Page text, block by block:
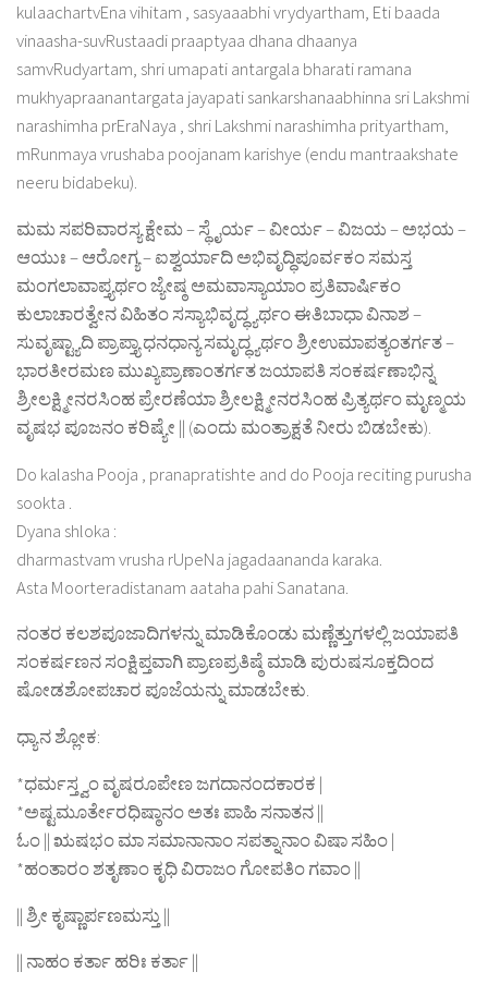
kulaachartvEna vihitam , sasyaaabhi vrydyartham, Eti baada
vinaasha-suvRustaadi praaptyaa dhana dhaanya
samvRudyartam, shri umapati antargala bharati ramana
mukhyapraanantargata jayapati sankarshanaabhinna sri Lakshmi
narashimha prEraNaya , shri Lakshmi narashimha prityartham,
mRunmaya vrushaba poojanam karishye (endu mantraakshate
neeru bidabeku).
ಮಮ ಸಪರಿವಾರಸ್ಯ ಕ್ಷೇಮ – ಸ್ಥೈರ್ಯ – ವೀರ್ಯ – ವಿಜಯ – ಅಭಯ –
ಆಯುಃ – ಆರೋಗ್ಯ – ಐಶ್ವರ್ಯಾದಿ ಅಭಿವೃದ್ಧಿಪೂರ್ವಕಂ ಸಮಸ್ತ
ಮಂಗಲಾವಾಪ್ತ್ಯರ್ಥಂ ಜ್ಯೇಷ್ಠ ಅಮವಾಸ್ಯಾಯಾಂ ಪ್ರತಿವಾರ್ಷಿಕಂ
ಕುಲಾಚಾರತ್ವೇನ ವಿಹಿತಂ ಸಸ್ಯಾಭಿವೃದ್ಧ್ಯರ್ಥಂ ಈತಿಬಾಧಾ ವಿನಾಶ –
ಸುವೃಷ್ಟ್ಯಾದಿ ಪ್ರಾಪ್ತ್ಯಾ ಧನಧಾನ್ಯ ಸಮೃದ್ಧ್ಯರ್ಥಂ ಶ್ರೀಉಮಾಪತ್ಯಂತರ್ಗತ –
ಭಾರತೀರಮಣ ಮುಖ್ಯಪ್ರಾಣಾಂತರ್ಗತ ಜಯಾಪತಿ ಸಂಕರ್ಷಣಾಭಿನ್ನ
ಶ್ರೀಲಕ್ಷ್ಮೀನರಸಿಂಹ ಪ್ರೇರಣೆಯಾ ಶ್ರೀಲಕ್ಷ್ಮೀನರಸಿಂಹ ಪ್ರಿತ್ಯರ್ಥಂ ಮೃಣ್ಮಯ
ವೃಷಭ ಪೂಜನಂ ಕರಿಷ್ಯೇ || (ಎಂದು ಮಂತ್ರಾಕ್ಷತೆ ನೀರು ಬಿಡಬೇಕು).
Do kalasha Pooja , pranapratishte and do Pooja reciting purusha
sookta .
Dyana shloka :
dharmastvam vrusha rUpeNa jagadaananda karaka.
Asta Moorteradistanam aataha pahi Sanatana.
ನಂತರ ಕಲಶಪೂಜಾದಿಗಳನ್ನು ಮಾಡಿಕೊಂಡು ಮಣ್ಣೆತ್ತುಗಳಲ್ಲಿ ಜಯಾಪತಿ
ಸಂಕರ್ಷಣನ ಸಂಕ್ಷಿಪ್ತವಾಗಿ ಪ್ರಾಣಪ್ರತಿಷ್ಠೆ ಮಾಡಿ ಪುರುಷಸೂಕ್ತದಿಂದ
ಷೋಡಶೋಪಚಾರ ಪೂಜೆಯನ್ನು ಮಾಡಬೇಕು.
ಧ್ಯಾನ ಶ್ಲೋಕ:
*ಧರ್ಮಸ್ತ್ವಂ ವೃಷರೂಪೇಣ ಜಗದಾನಂದಕಾರಕ |
*ಅಷ್ಟಮೂರ್ತೇರಧಿಷ್ಠಾನಂ ಅತಃ ಪಾಹಿ ಸನಾತನ ||
ಓಂ || ಋಷಭಂ ಮಾ ಸಮಾನಾನಾಂ ಸಪತ್ನಾನಾಂ ವಿಷಾ ಸಹಿಂ |
*ಹಂತಾರಂ ಶತೃಣಾಂ ಕೃಧಿ ವಿರಾಜಂ ಗೋಪತಿಂ ಗವಾಂ ||
|| ಶ್ರೀ ಕೃಷ್ಣಾರ್ಪಣಮಸ್ತು ||
|| ನಾಹಂ ಕರ್ತಾ ಹರಿಃ ಕರ್ತಾ ||